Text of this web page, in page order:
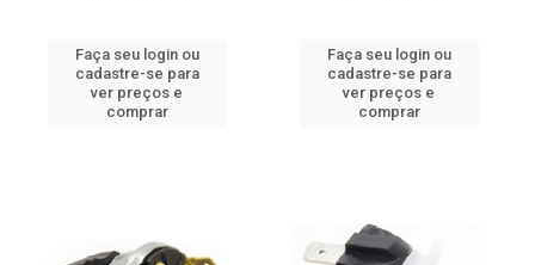
Faça seu login ou
cadastre-se para
ver preços e
comprar
Faça seu login ou
cadastre-se para
ver preços e
comprar